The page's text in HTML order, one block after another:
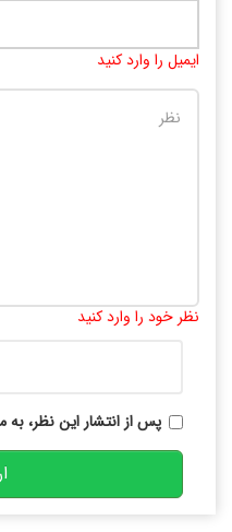
ایمیل را وارد کنید
نظر خود را وارد کنید
پس از انتشار این نظر،